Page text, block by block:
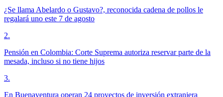
¿Se llama Abelardo o Gustavo?, reconocida cadena de pollos le
regalará uno este 7 de agosto
2.
Pensión en Colombia: Corte Suprema autoriza reservar parte de la
mesada, incluso si no tiene hijos
3.
En Buenaventura operan 24 proyectos de inversión extranjera